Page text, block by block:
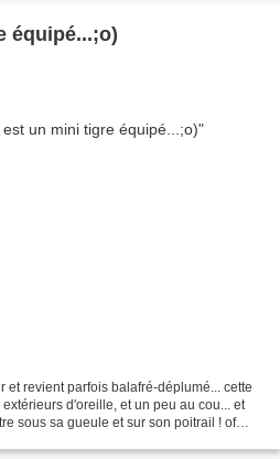
équipé...;o)
et revient parfois balafré-déplumé... cette
d'oreille, et un peu au cou... et
sous sa gueule et sur son poitrail ! of